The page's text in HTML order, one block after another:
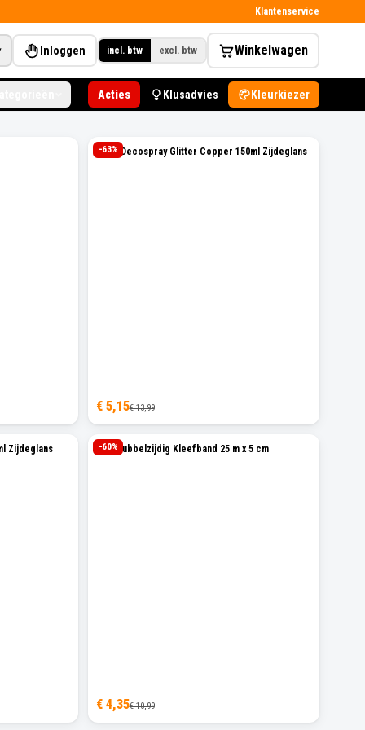
Klantenservice
Inloggen incl. btw excl. btw Winkelwagen
Acties Klusadvies Kleurkiezer
−63%
Levis Decospray Glitter Copper 150ml Zijdeglans
€ 5,15€ 13,99
Zijdeglans −60%
Sam Dubbelzijdig Kleefband 25 m x 5 cm
€ 4,35€ 10,99